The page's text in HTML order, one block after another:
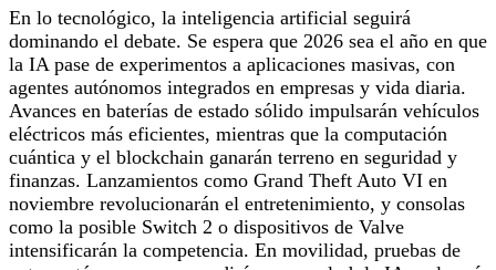
En lo tecnológico, la inteligencia artificial seguirá
dominando el debate. Se espera que 2026 sea el año en que
la IA pase de experimentos a aplicaciones masivas, con
agentes autónomos integrados en empresas y vida diaria.
Avances en baterías de estado sólido impulsarán vehículos
eléctricos más eficientes, mientras que la computación
cuántica y el blockchain ganarán terreno en seguridad y
finanzas. Lanzamientos como Grand Theft Auto VI en
noviembre revolucionarán el entretenimiento, y consolas
como la posible Switch 2 o dispositivos de Valve
intensificarán la competencia. En movilidad, pruebas de